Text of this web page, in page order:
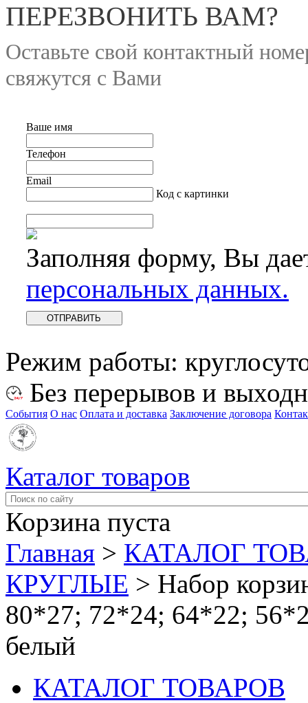
ПЕРЕЗВОНИТЬ ВАМ?
Оставьте свой контактный
свяжутся с Вами
Ваше имя
Телефон
Email
Код с картинки
Заполняя форму, Вы
персональных данных.
Режим работы:
Без перерывов и
События О нас Оплата и доставка Заключение договора
Каталог товаров
Корзина пуста
Главная > КАТАЛОГ
КРУГЛЫЕ > Набор
80*27; 72*24; 64*22;
белый
КАТАЛОГ ТОВАРОВ